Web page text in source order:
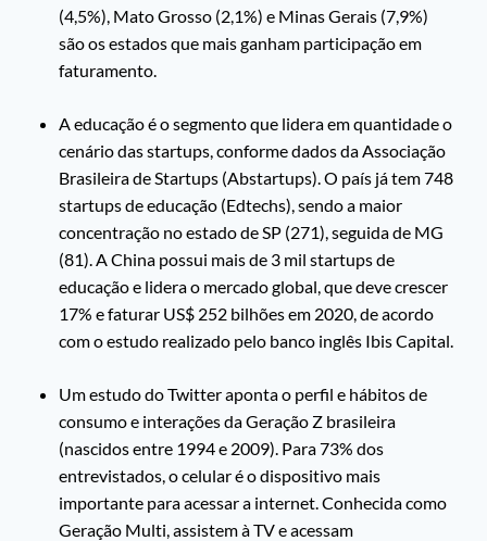
(4,5%), Mato Grosso (2,1%) e Minas Gerais (7,9%)
são os estados que mais ganham participação em
faturamento.
A educação é o segmento que lidera em quantidade o
cenário das startups, conforme dados da Associação
Brasileira de Startups (Abstartups). O país já tem 748
startups de educação (Edtechs), sendo a maior
concentração no estado de SP (271), seguida de MG
(81). A China possui mais de 3 mil startups de
educação e lidera o mercado global, que deve crescer
17% e faturar US$ 252 bilhões em 2020, de acordo
com o estudo realizado pelo banco inglês Ibis Capital.
Um estudo do Twitter aponta o perfil e hábitos de
consumo e interações da Geração Z brasileira
(nascidos entre 1994 e 2009). Para 73% dos
entrevistados, o celular é o dispositivo mais
importante para acessar a internet. Conhecida como
Geração Multi, assistem à TV e acessam